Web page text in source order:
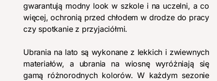
gwarantują modny look w szkole i na uczelni, a co
więcej, ochronią przed chłodem w drodze do pracy
czy spotkanie z przyjaciółmi.
Ubrania na lato są wykonane z lekkich i zwiewnych
materiałów, a ubrania na wiosnę wyróżniają się
gamą różnorodnych kolorów. W każdym sezonie